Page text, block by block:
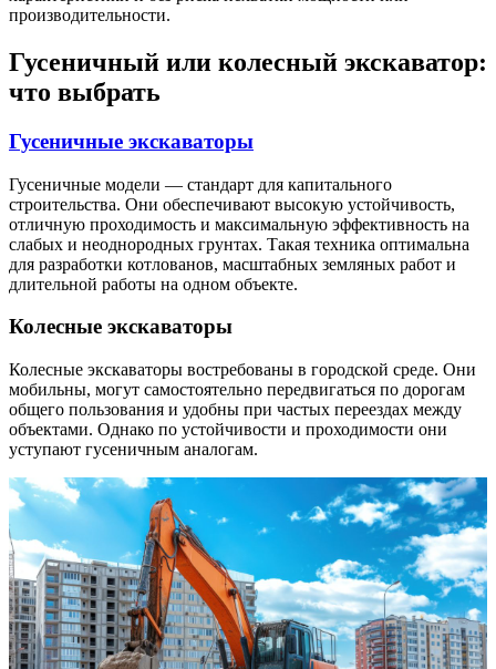
производительности.
Гусеничный или колесный экскаватор:
что выбрать
Гусеничные экскаваторы
Гусеничные модели — стандарт для капитального
строительства. Они обеспечивают высокую устойчивость,
отличную проходимость и максимальную эффективность на
слабых и неоднородных грунтах. Такая техника оптимальна
для разработки котлованов, масштабных земляных работ и
длительной работы на одном объекте.
Колесные экскаваторы
Колесные экскаваторы востребованы в городской среде. Они
мобильны, могут самостоятельно передвигаться по дорогам
общего пользования и удобны при частых переездах между
объектами. Однако по устойчивости и проходимости они
уступают гусеничным аналогам.